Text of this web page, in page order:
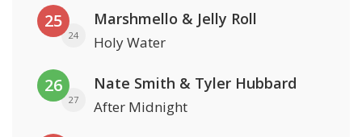
25
24
Marshmello & Jelly Roll
Holy Water
26
27
Nate Smith & Tyler Hubbard
After Midnight